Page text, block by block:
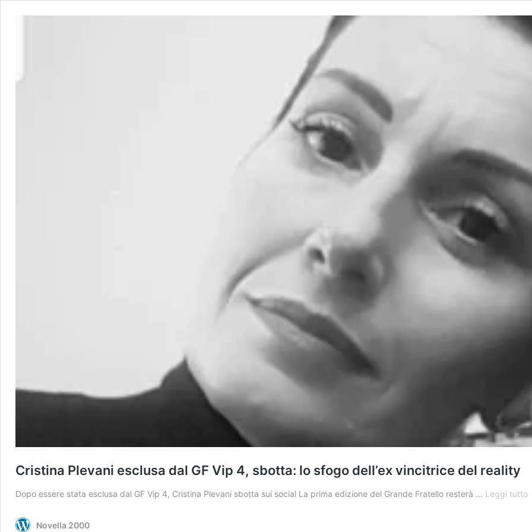
Cristina Plevani esclusa dal GF Vip 4, sbotta: lo sfogo dell’ex vincitrice del reality
Dopo essere stata esclusa dal GF Vip 4, Cristina Plevani sbotta sui social La prima edizione del Grande Fratello resterà … Leggi tutto
Novella 2000